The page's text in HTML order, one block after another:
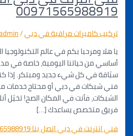
مراقبة في دبي/
admin
بكم في عالم التكنولوجيا الحديث اللي
حياتنا اليومية، خاصة في مدينة دبي
كل شيء جديد ومبتكر. إذا كنت تدور
في دبي أو محتاج خدمات متعلقة
فأنت في المكان الصح! تخيّل أنك تقدر
يساعدك […]
دبي اتصل بنا 00971565988919